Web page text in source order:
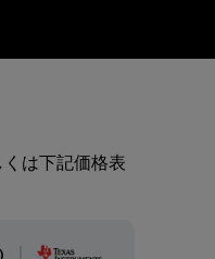
は下記価格表